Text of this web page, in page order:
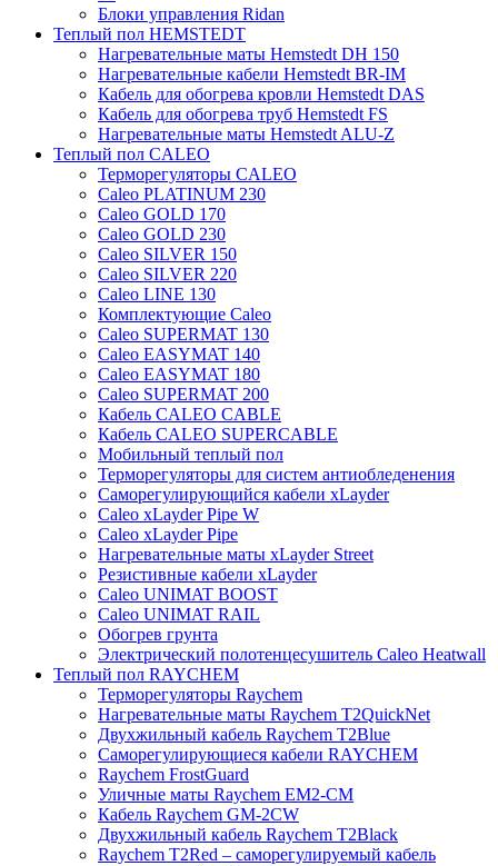
Блоки управления Ridan
Теплый пол HEMSTEDT
Нагревательные маты Hemstedt DH 150
Нагревательные кабели Hemstedt BR-IM
Кабель для обогрева кровли Hemstedt DAS
Кабель для обогрева труб Hemstedt FS
Нагревательные маты Hemstedt ALU-Z
Теплый пол CALEO
Терморегуляторы CALEO
Caleo PLATINUM 230
Caleo GOLD 170
Caleo GOLD 230
Caleo SILVER 150
Caleo SILVER 220
Caleo LINE 130
Комплектующие Caleo
Caleo SUPERMAT 130
Caleo EASYMAT 140
Caleo EASYMAT 180
Caleo SUPERMAT 200
Кабель CALEO CABLE
Кабель CALEO SUPERCABLE
Мобильный теплый пол
Терморегуляторы для систем антиобледенения
Саморегулирующийся кабели xLayder
Caleo xLayder Pipe W
Caleo xLayder Pipe
Нагревательные маты xLayder Street
Резистивные кабели xLayder
Caleo UNIMAT BOOST
Caleo UNIMAT RAIL
Обогрев грунта
Электрический полотенцесушитель Caleo Heatwall
Теплый пол RAYCHEM
Терморегуляторы Raychem
Нагревательные маты Raychem T2QuickNet
Двухжильный кабель Raychem T2Blue
Саморегулирующиеся кабели RAYCHEM
Raychem FrostGuard
Уличные маты Raychem EM2-CM
Кабель Raychem GM-2CW
Двухжильный кабель Raychem T2Black
Raychem T2Red – саморегулируемый кабель